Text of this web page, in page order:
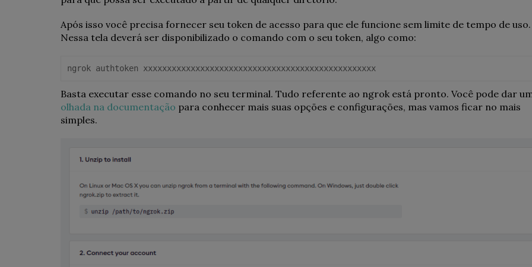
Após isso você precisa fornecer seu token de acesso para que ele funcione sem limite de tempo de uso.
Nessa tela deverá ser disponibilizado o comando com o seu token, algo como:
ngrok authtoken xxxxxxxxxxxxxxxxxxxxxxxxxxxxxxxxxxxxxxxxxxxxxxxxx
Basta executar esse comando no seu terminal. Tudo referente ao ngrok está pronto. Você pode dar
olhada na documentação para conhecer mais suas opções e configurações, mas vamos ficar no mais
simples.